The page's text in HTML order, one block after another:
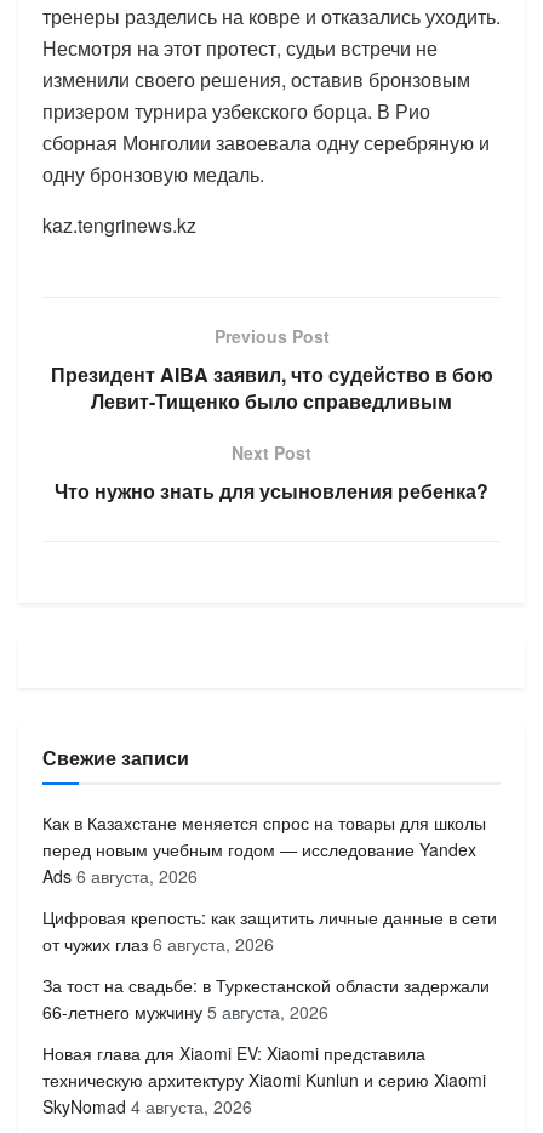
тренеры разделись на ковре и отказались уходить.
Несмотря на этот протест, судьи встречи не
изменили своего решения, оставив бронзовым
призером турнира узбекского борца. В Рио
сборная Монголии завоевала одну серебряную и
одну бронзовую медаль.
kaz.tengrinews.kz
Previous Post
Президент AIBA заявил, что судейство в бою
Левит-Тищенко было справедливым
Next Post
Что нужно знать для усыновления ребенка?
Свежие записи
Как в Казахстане меняется спрос на товары для школы
перед новым учебным годом — исследование Yandex
Ads 6 августа, 2026
Цифровая крепость: как защитить личные данные в сети
от чужих глаз 6 августа, 2026
За тост на свадьбе: в Туркестанской области задержали
66-летнего мужчину 5 августа, 2026
Новая глава для Xiaomi EV: Xiaomi представила
техническую архитектуру Xiaomi Kunlun и серию Xiaomi
SkyNomad 4 августа, 2026